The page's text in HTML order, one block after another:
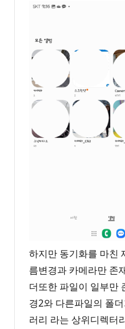
하지만 동기화를 마친
름변경과 카메라만 존
더또한 파일이 일부만
경2와 다른파일의 폴
러리 라는 상위디렉터